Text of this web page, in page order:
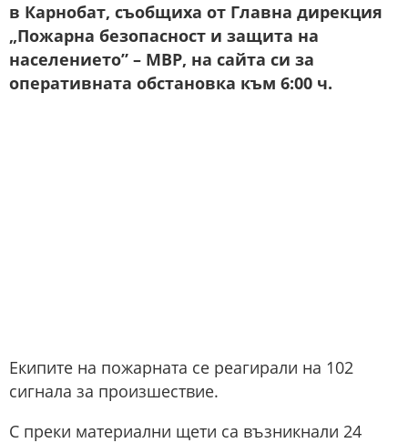
в Карнобат, съобщиха от Главна дирекция
„Пожарна безопасност и защита на
населението” – МВР, на сайта си за
оперативната обстановка към 6:00 ч.
Екипите на пожарната се реагирали на 102
сигнала за произшествие.
С преки материални щети са възникнали 24